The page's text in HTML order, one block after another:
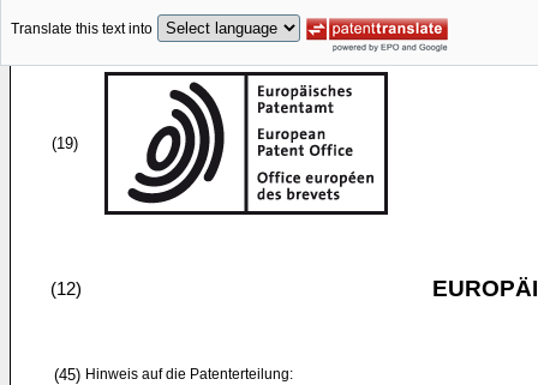
Translate this text into
(19)
(12)
(45) Hinweis auf die Patenterteilung: